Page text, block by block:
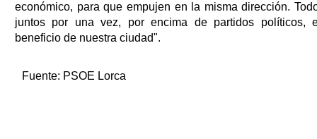
económico, para que empujen en la misma dirección.
juntos por una vez, por encima de partidos políticos,
beneficio de nuestra ciudad".
Fuente: PSOE Lorca